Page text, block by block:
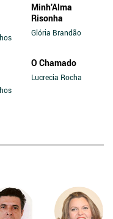
Minh’Alma
Risonha
Glória Brandão
O Chamado
Lucrecia Rocha